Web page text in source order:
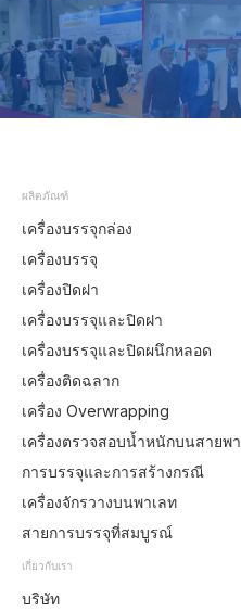
ผลิตภัณฑ์
เครื่องบรรจุกล่อง
เครื่องบรรจุ
เครื่องปิดฝา
เครื่องบรรจุและปิดฝา
เครื่องบรรจุและปิดผนึกหลอด
เครื่องติดฉลาก
เครื่อง Overwrapping
เครื่องตรวจสอบน้ำหนักบนสายพ
การบรรจุและการสร้างกรณี
เครื่องจักรวางบนพาเลท
สายการบรรจุที่สมบูรณ์
เกี่ยวกับเรา
บริษัท